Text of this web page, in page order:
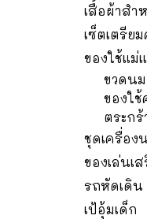
เสื้อผ้าสำ
เซ็ตเตรีย
ของใช้แม่
ขวดนม
ของใ
ตระกร้
ชุดเครื่อง
ของเล่นเ
รถหัดเดิน
เป้อุ้มเด็ก